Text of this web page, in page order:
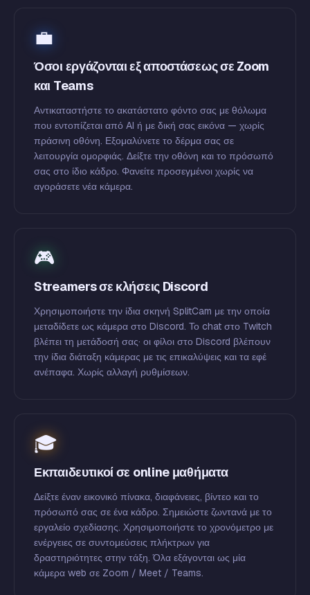
💼
Όσοι εργάζονται εξ αποστάσεως σε Zoom
και Teams
Αντικαταστήστε το ακατάστατο φόντο σας με θόλωμα
που εντοπίζεται από AI ή με δική σας εικόνα — χωρίς
πράσινη οθόνη. Εξομαλύνετε το δέρμα σας σε
λειτουργία ομορφιάς. Δείξτε την οθόνη και το πρόσωπό
σας στο ίδιο κάδρο. Φανείτε προσεγμένοι χωρίς να
αγοράσετε νέα κάμερα.
🎮
Streamers σε κλήσεις Discord
Χρησιμοποιήστε την ίδια σκηνή SplitCam με την οποία
μεταδίδετε ως κάμερα στο Discord. Το chat στο Twitch
βλέπει τη μετάδοσή σας· οι φίλοι στο Discord βλέπουν
την ίδια διάταξη κάμερας με τις επικαλύψεις και τα εφέ
ανέπαφα. Χωρίς αλλαγή ρυθμίσεων.
🎓
Εκπαιδευτικοί σε online μαθήματα
Δείξτε έναν εικονικό πίνακα, διαφάνειες, βίντεο και το
πρόσωπό σας σε ένα κάδρο. Σημειώστε ζωντανά με το
εργαλείο σχεδίασης. Χρησιμοποιήστε το χρονόμετρο με
ενέργειες σε συντομεύσεις πλήκτρων για
δραστηριότητες στην τάξη. Όλα εξάγονται ως μία
κάμερα web σε Zoom / Meet / Teams.